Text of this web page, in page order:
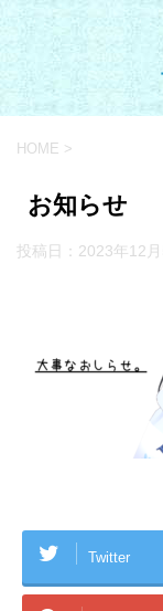
HOME >
お知らせ
投稿日： 2023年12月
Twitter